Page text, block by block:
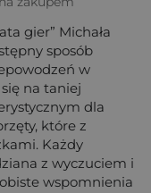
gier” Michała
sposób
w
na taniej
dla
które z
Każdy
z wyczuciem i
wspomnienia